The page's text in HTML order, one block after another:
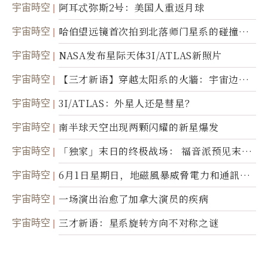
宇宙時空 阿耳忒弥斯2号：美国人重返月球
宇宙時空
哈伯望远镜首次拍到北落师门星系的碰撞与
爆炸
宇宙時空 NASA发布星际天体3I/ATLAS新照片
宇宙時空
【三才新语】穿越太阳系的火牆：宇宙边界
新启示
宇宙時空 3I/ATLAS：外星人还是彗星？
宇宙時空 南半球天空出现两颗闪耀的新星爆发
宇宙時空
「独家」末日的终极战场： 福音派预见末
世；希腊僧侣预言以色列的进攻
宇宙時空
6月1日星期日，地磁風暴威脅電力和通訊基
礎設施
宇宙時空 一场演出治愈了加拿大演员的疾病
宇宙時空 三才新语：星系旋转方向不对称之谜